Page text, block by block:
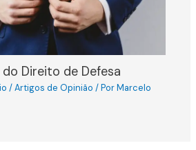
Direito de Defesa
/Artigos de Opinião / PorMarcelo